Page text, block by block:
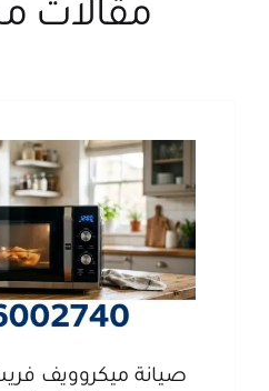
مقالات